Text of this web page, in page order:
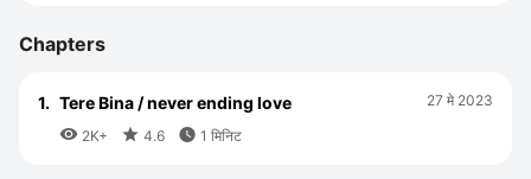
Chapters
1. Tere Bina / never ending love
 2K+  4.6  1 मिनिट
27 मे 2023